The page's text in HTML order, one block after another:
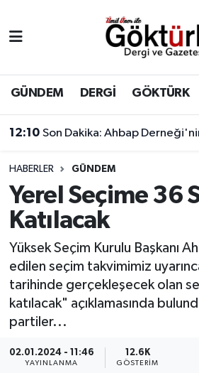
GÜNDEM DERGİ GÖKTÜRK
12:10 Son Dakika: Ahbap Derneği'nin
HABERLER GÜNDEM
Yerel Seçime 36
Katılacak
Yüksek Seçim Kurulu Başkanı
edilen seçim takvimimiz
tarihinde gerçekleşecek olan
katılacak" açıklamasında
partiler...
02.01.2024 - 11:46
YAYINLANMA
12.6K
GÖSTERIM
BİLİM
DERGİ
DÜNYA
EĞİTİM
GÖKTÜRK
GÜNDEM
Eyüpsultan Hava Durumu
Eyüpsultan Trafik Yoğunluk
Süper Lig Puan Durumu ve
Tüm Manşetler
Son Dakika Haberleri